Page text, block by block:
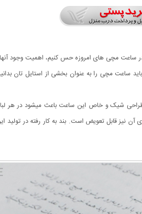
در ساعت مچی های امروزه حس کنیم، اهمیت
ساعت مچی را به عنوان بخشی از استایل تان
شیک و خاص این ساعت باعث میشود در هر
آن نیز قابل تعویض است. بند به کار رفته در